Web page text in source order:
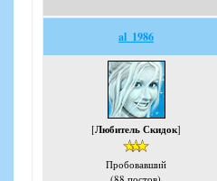
al_1986
[Любитель Скидок]
Пробовавший